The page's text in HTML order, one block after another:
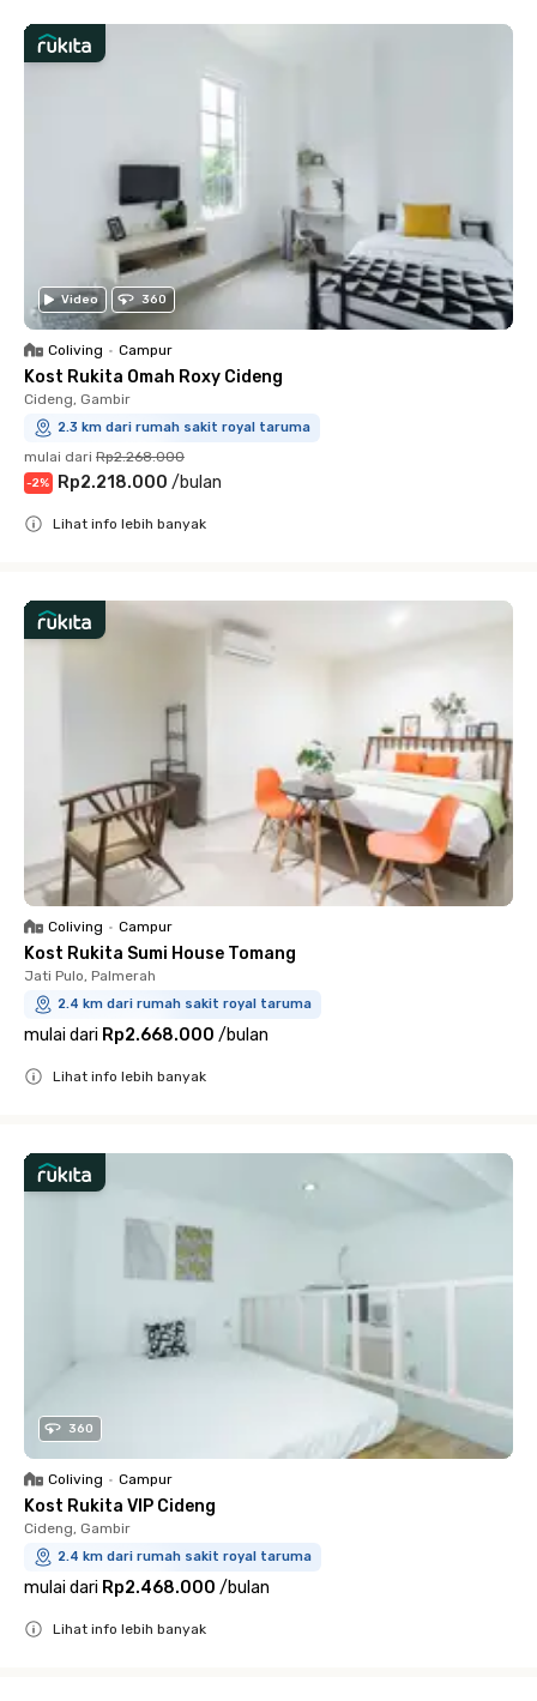
Video 360
Coliving • Campur
Kost Rukita Omah Roxy Cideng
Cideng, Gambir
2.3 km dari rumah sakit royal taruma
mulai dari Rp2.268.000
-2% Rp2.218.000 /bulan
Lihat info lebih banyak
Coliving • Campur
Kost Rukita Sumi House Tomang
Jati Pulo, Palmerah
2.4 km dari rumah sakit royal taruma
mulai dari Rp2.668.000 /bulan
Lihat info lebih banyak
360
Coliving • Campur
Kost Rukita VIP Cideng
Cideng, Gambir
2.4 km dari rumah sakit royal taruma
mulai dari Rp2.468.000 /bulan
Lihat info lebih banyak